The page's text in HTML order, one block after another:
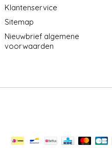
Klantenservice
Sitemap
Nieuwbrief algemene
voorwaarden